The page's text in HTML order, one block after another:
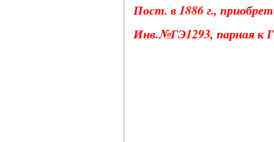
Пост. в 1886 г.,
Инв.№ГЭ1293, парная к